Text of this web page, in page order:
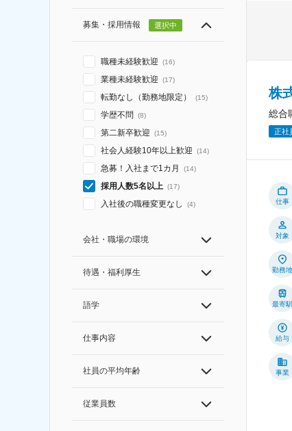
募集・採用情報 選択中
職種未経験歓迎 (16)
業種未経験歓迎 (17)
転勤なし（勤務地限定） (15)
学歴不問 (8)
第二新卒歓迎 (15)
社会人経験10年以上歓迎 (14)
急募！入社まで1カ月 (14)
採用人数5名以上 (17)
入社後の職種変更なし (4)
会社・職場の環境
待遇・福利厚生
語学
仕事内容
社員の平均年齢
従業員数
株
総合
正社
仕事
対象
勤務地
最寄駅
給与
事業